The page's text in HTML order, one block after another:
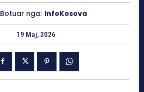
Botuar nga: InfoKosova
19 Maj, 2026